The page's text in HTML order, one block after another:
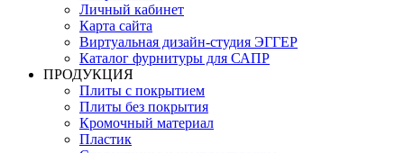
Личный кабинет
Карта сайта
Виртуальная дизайн-студия ЭГГЕР
Каталог фурнитуры для САПР
ПРОДУКЦИЯ
Плиты с покрытием
Плиты без покрытия
Кромочный материал
Пластик